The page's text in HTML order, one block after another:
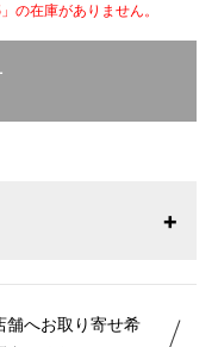
在庫がありません。
舗へお取り寄せ希